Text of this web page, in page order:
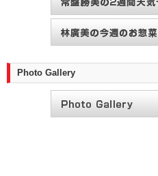
Photo Gallery